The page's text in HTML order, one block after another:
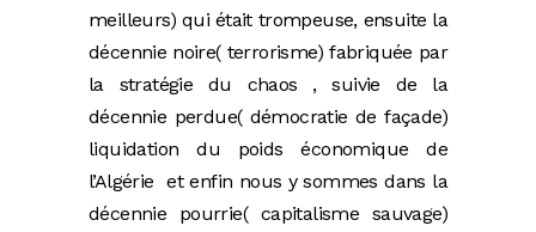
meilleurs) qui était trompeuse, ensuite la
décennie noire( terrorisme) fabriquée par
la stratégie du chaos , suivie de la
décennie perdue( démocratie de façade)
liquidation du poids économique de
l’Algérie et enfin nous y sommes dans la
décennie pourrie( capitalisme sauvage)